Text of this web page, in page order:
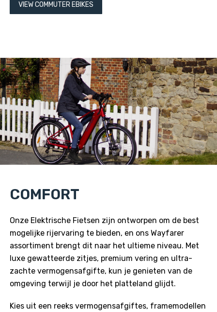
VIEW COMMUTER EBIKES
COMFORT
Onze Elektrische Fietsen zijn ontworpen om de best
mogelijke rijervaring te bieden, en ons Wayfarer
assortiment brengt dit naar het ultieme niveau. Met
luxe gewatteerde zitjes, premium vering en ultra-
zachte vermogensafgifte, kun je genieten van de
omgeving terwijl je door het platteland glijdt.
Kies uit een reeks vermogensafgiftes, framemodellen